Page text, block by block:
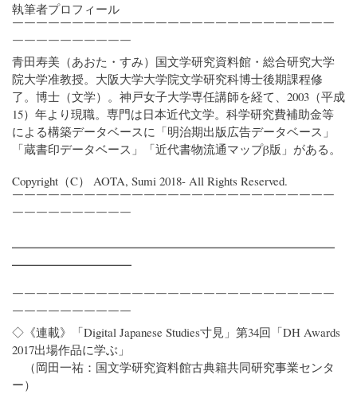
執筆者プロフィール
￣￣￣￣￣￣￣￣￣￣￣￣￣￣￣￣￣￣￣￣￣￣￣￣￣￣￣
￣￣￣￣￣￣￣￣￣￣
青田寿美（あおた・すみ）国文学研究資料館・総合研究大学
院大学准教授。大阪大学大学院文学研究科博士後期課程修
了。博士（文学）。神戸女子大学専任講師を経て、2003（平成
15）年より現職。専門は日本近代文学。科学研究費補助金等
による構築データベースに「明治期出版広告データベース」
「蔵書印データベース」「近代書物流通マップβ版」がある。
Copyright（C） AOTA, Sumi 2018- All Rights Reserved.
￣￣￣￣￣￣￣￣￣￣￣￣￣￣￣￣￣￣￣￣￣￣￣￣￣￣￣
￣￣￣￣￣￣￣￣￣￣
━━━━━━━━━━━━━━━━━━━━━━━━━━━
━━━━━━━━━━
￣￣￣￣￣￣￣￣￣￣￣￣￣￣￣￣￣￣￣￣￣￣￣￣￣￣￣
￣￣￣￣￣￣￣￣￣￣
◇《連載》「Digital Japanese Studies寸見」第34回「DH Awards
2017出場作品に学ぶ」
（岡田一祐：国文学研究資料館古典籍共同研究事業センタ
ー）